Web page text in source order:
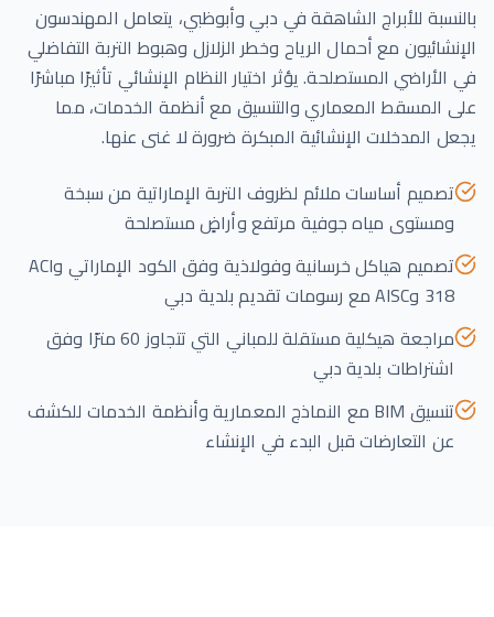
بالنسبة للأبراج الشاهقة في دبي وأبوظبي، يتعامل المهندسون
الإنشائيون مع أحمال الرياح وخطر الزلازل وهبوط التربة التفاضلي
في الأراضي المستصلحة. يؤثر اختيار النظام الإنشائي تأثيرًا مباشرًا
على المسقط المعماري والتنسيق مع أنظمة الخدمات، مما
يجعل المدخلات الإنشائية المبكرة ضرورة لا غنى عنها.
تصميم أساسات ملائم لظروف التربة الإماراتية من سبخة
ومستوى مياه جوفية مرتفع وأراضٍ مستصلحة
تصميم هياكل خرسانية وفولاذية وفق الكود الإماراتي وACI
318 وAISC مع رسومات تقديم بلدية دبي
مراجعة هيكلية مستقلة للمباني التي تتجاوز 60 مترًا وفق
اشتراطات بلدية دبي
تنسيق BIM مع النماذج المعمارية وأنظمة الخدمات للكشف
عن التعارضات قبل البدء في الإنشاء